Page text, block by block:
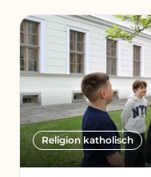
Religion katholisch